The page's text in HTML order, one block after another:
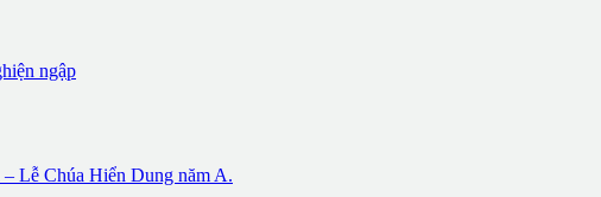
ngập
Lễ Chúa Hiển Dung năm A.